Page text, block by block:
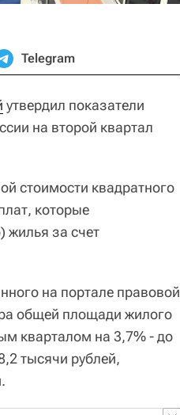
Telegram
утвердил показатели
на второй квартал
стоимости квадратного
которые
жилья за счет
на портале правовой
общей площади жилого
кварталом на 3,7% - до
тысячи рублей,